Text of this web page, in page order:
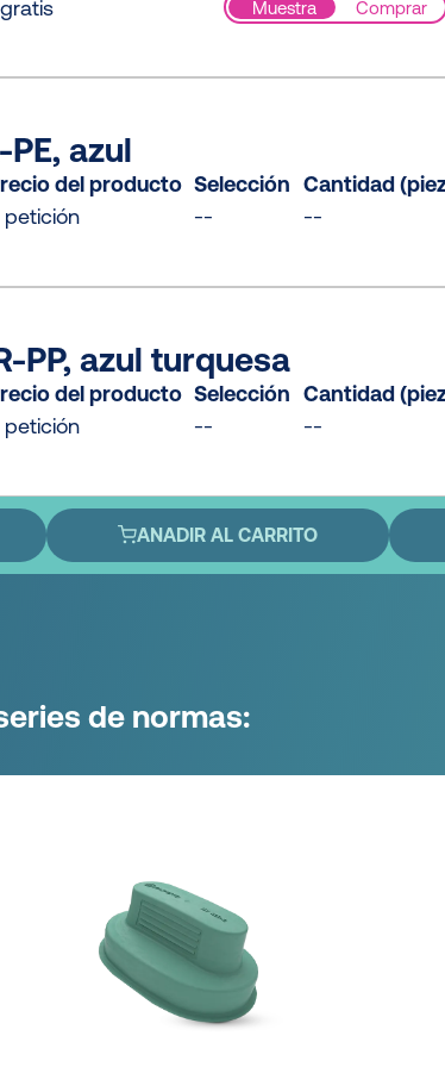
gratis
Muestra Comprar
PE, azul
del producto
petición
Selección
--
Cantidad
--
PP, azul turquesa
del producto
petición
Selección
--
Cantidad
--
ANADIR AL CARRITO
de normas: